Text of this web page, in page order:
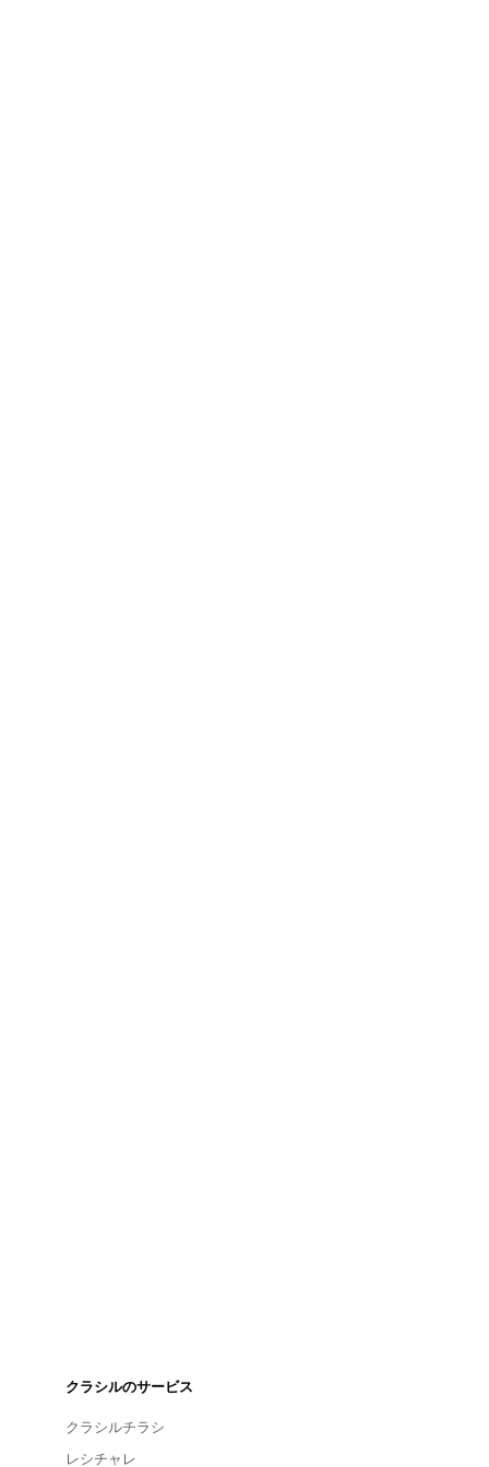
クラシルのサービス
クラシルチラシ
レシチャレ